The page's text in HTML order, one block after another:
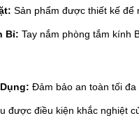
Sản phẩm được thiết kế để
Bỉ: Tay nắm phòng tắm kính
Đảm bảo an toàn tối đa
được điều kiện khắc nghiệt